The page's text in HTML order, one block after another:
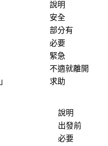
說明
安全
部分有
必要
緊急
不適就離開
」 求助
說明
出發前
必要